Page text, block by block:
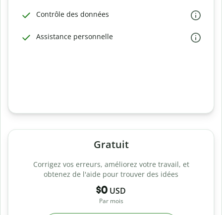
Contrôle des données
Assistance personnelle
Gratuit
Corrigez vos erreurs, améliorez votre travail, et
obtenez de l'aide pour trouver des idées
$0 USD
Par mois